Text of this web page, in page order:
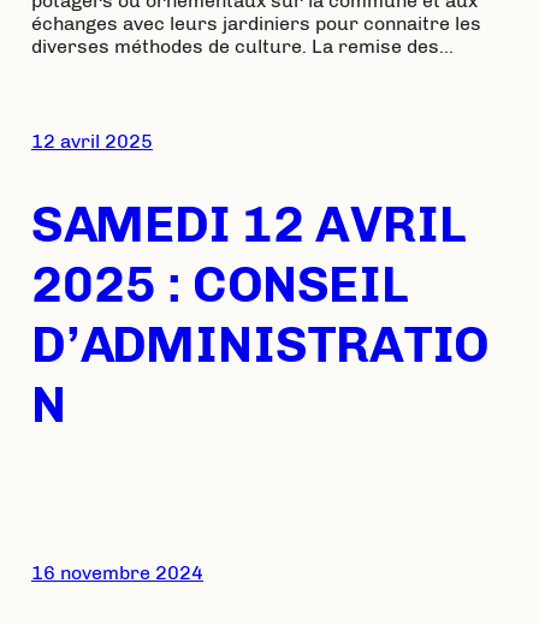
échanges avec leurs jardiniers pour connaitre les
diverses méthodes de culture. La remise des…
12 avril 2025
SAMEDI 12 AVRIL
2025 : CONSEIL
D’ADMINISTRATIO
N
16 novembre 2024